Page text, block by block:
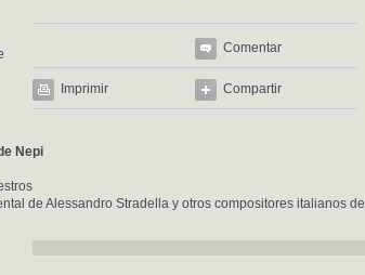
Comentar
Imprimir Compartir
Nepi
de Alessandro Stradella y otros compositores italianos del